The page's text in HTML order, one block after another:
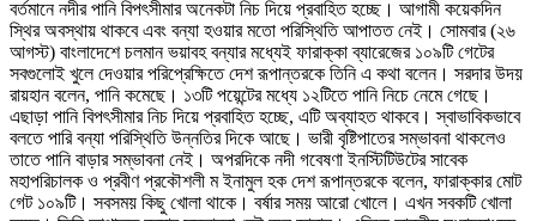
বর্তমানে নদীর পানি বিপৎসীমার অনেকটা নিচ দিয়ে প্রবাহিত হচ্ছে। আগামী কয়েকদিন
স্থির অবস্থায় থাকবে এবং বন্যা হওয়ার মতো পরিস্থিতি আপাতত নেই। সোমবার (২৬
আগস্ট) বাংলাদেশে চলমান ভয়াবহ বন্যার মধ্যেই ফারাক্কা ব্যারেজের ১০৯টি গেটের
সবগুলোই খুলে দেওয়ার পরিপ্রেক্ষিতে দেশ রূপান্তরকে তিনি এ কথা বলেন। সরদার উদয়
রায়হান বলেন, পানি কমেছে। ১৩টি পয়েন্টের মধ্যে ১২টিতে পানি নিচে নেমে গেছে।
এছাড়া পানি বিপৎসীমার নিচ দিয়ে প্রবাহিত হচ্ছে, এটি অব্যাহত থাকবে। স্বাভাবিকভাবে
বলতে পারি বন্যা পরিস্থিতি উন্নতির দিকে আছে। ভারী বৃষ্টিপাতের সম্ভাবনা থাকলেও
তাতে পানি বাড়ার সম্ভাবনা নেই। অপরদিকে নদী গবেষণা ইনস্টিটিউটের সাবেক
মহাপরিচালক ও প্রবীণ প্রকৌশলী ম ইনামুল হক দেশ রূপান্তরকে বলেন, ফারাক্কার মোট
গেট ১০৯টি। সবসময় কিছু খোলা থাকে। বর্ষার সময় আরো খোলে। এখন সবকটি খোলা